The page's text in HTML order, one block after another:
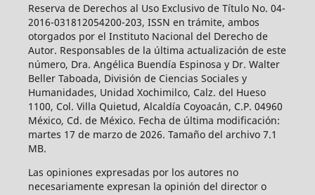
Reserva de Derechos al Uso Exclusivo de Título No. 04-
2016-031812054200-203, ISSN en trámite, ambos
otorgados por el Instituto Nacional del Derecho de
Autor. Responsables de la última actualización de este
número, Dra. Angélica Buendía Espinosa y Dr. Walter
Beller Taboada, División de Ciencias Sociales y
Humanidades, Unidad Xochimilco, Calz. del Hueso
1100, Col. Villa Quietud, Alcaldía Coyoacán, C.P. 04960
México, Cd. de México. Fecha de última modificación:
martes 17 de marzo de 2026. Tamaño del archivo 7.1
MB.
Las opiniones expresadas por los autores no
necesariamente expresan la opinión del director o